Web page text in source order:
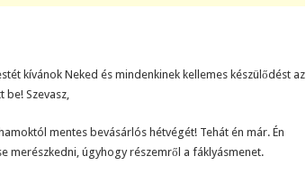
kívánok Neked és mindenkinek kellemes készülődést az
Szevasz,
mentes bevásárlós hétvégét! Tehát én már. Én
merészkedni, úgyhogy részemről a fáklyásmenet.